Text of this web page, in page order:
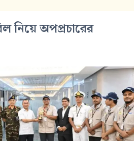
নিয়ে অপপ্রচারের